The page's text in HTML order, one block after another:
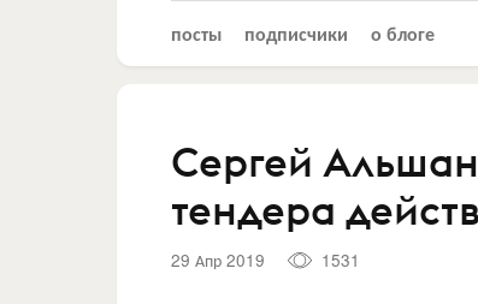
посты подписчики о блоге
Сергей
тендера
29 Апр 2019 1531